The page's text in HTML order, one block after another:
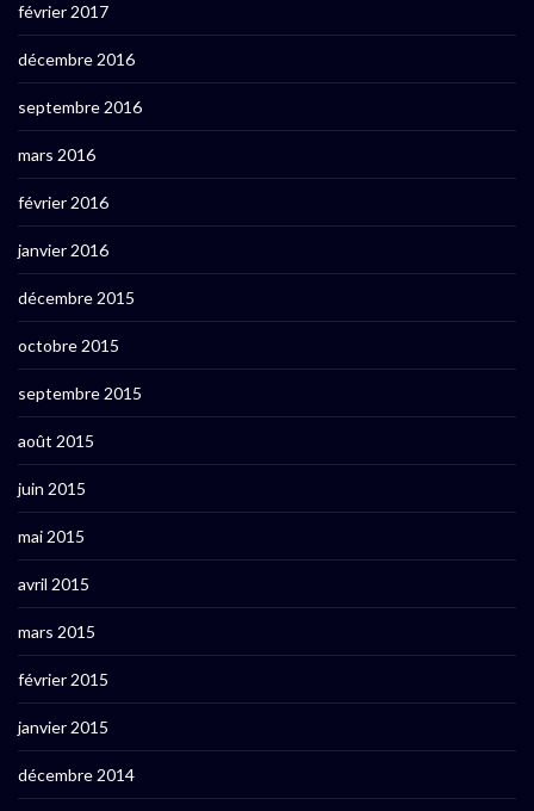
février 2017
décembre 2016
septembre 2016
mars 2016
février 2016
janvier 2016
décembre 2015
octobre 2015
septembre 2015
août 2015
juin 2015
mai 2015
avril 2015
mars 2015
février 2015
janvier 2015
décembre 2014